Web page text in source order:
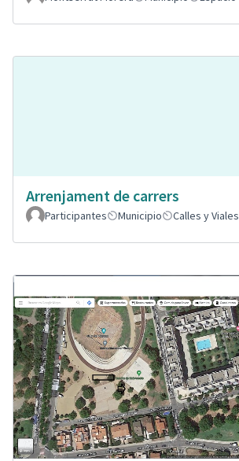
Arrenjament de carrers
Participantes
Municipio Calles y Viales